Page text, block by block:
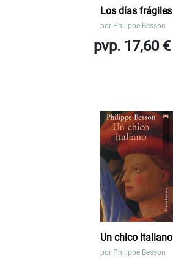
Los días frágiles
por Philippe Besson
pvp. 17,60 €
Un chico italiano
por Philippe Besson